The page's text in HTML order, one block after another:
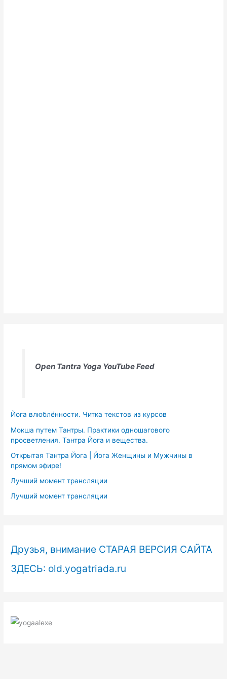
Open Tantra Yoga YouTube Feed
Йога влюблённости. Читка текстов из курсов
Мокша путем Тантры. Практики одношагового
просветления. Тантра Йога и вещества.
Открытая Тантра Йога | Йога Женщины и Мужчины в
прямом эфире!
Лучший момент трансляции
Лучший момент трансляции
Друзья, внимание СТАРАЯ ВЕРСИЯ САЙТА
ЗДЕСЬ: old.yogatriada.ru